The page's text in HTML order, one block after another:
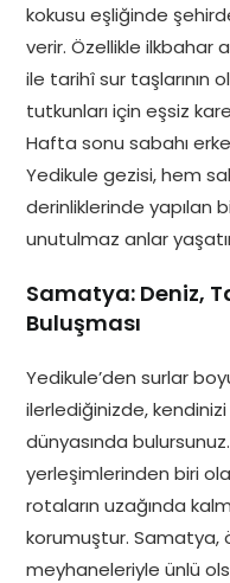
kokusu eşliğinde
verir. Özellikle ilkbahar
ile tarihî sur
tutkunları için eşsiz
Hafta sonu sabahı
Yedikule gezisi, hem
derinliklerinde yapılan
unutulmaz anlar
Samatya: Deniz,
Buluşması
Yedikule’den surlar
ilerlediğinizde,
dünyasında
yerleşimlerinden biri
rotaların uzağında
korumuştur. Samatya,
meyhaneleriyle ünlü